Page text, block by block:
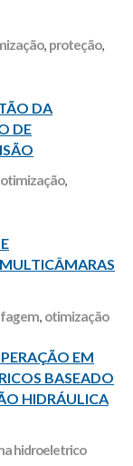
, proteção,
DA
DE
otimização,
MULTICÂMARAS
, otimização
EM
BASEADO
HIDRÁULICA
hidroeletrico